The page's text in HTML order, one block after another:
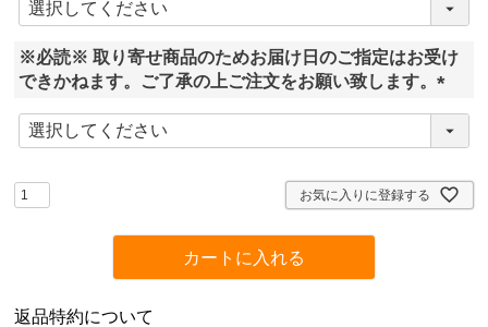
必
)
※必読※ 取り寄せ商品のためお届け日のご指定はお受け
できかねます。ご了承の上ご注文をお願い致します。
(
必
)
お気に入りに登録する
カートに入れる
返品特約について